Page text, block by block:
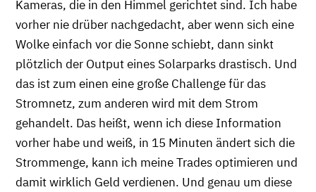
Kameras, die in den Himmel gerichtet sind. Ich habe
vorher nie drüber nachgedacht, aber wenn sich eine
Wolke einfach vor die Sonne schiebt, dann sinkt
plötzlich der Output eines Solarparks drastisch. Und
das ist zum einen eine große Challenge für das
Stromnetz, zum anderen wird mit dem Strom
gehandelt. Das heißt, wenn ich diese Information
vorher habe und weiß, in 15 Minuten ändert sich die
Strommenge, kann ich meine Trades optimieren und
damit wirklich Geld verdienen. Und genau um diese